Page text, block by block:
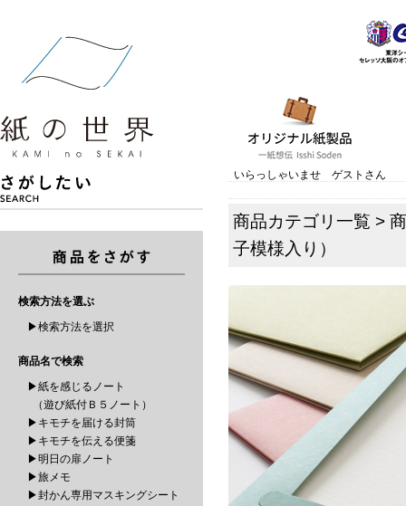
検索方法を選ぶ
▶検索方法を選択
商品名で検索
▶紙を感じるノート
（遊び紙付Ｂ５ノート）
▶キモチを届ける封筒
▶キモチを伝える便箋
▶明日の扉ノート
▶旅メモ
▶封かん専用マスキングシート
いらっしゃいませ ゲストさん
商品カテゴリ一覧 >
子模様入り）